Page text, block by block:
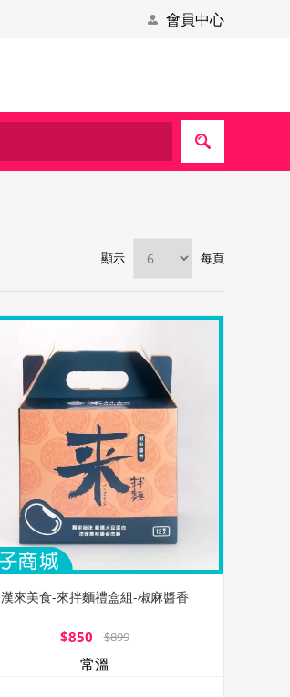
會員中心
顯示 每頁
漢來美食-來拌麵禮盒組-椒麻醬香
$850 $899
常溫